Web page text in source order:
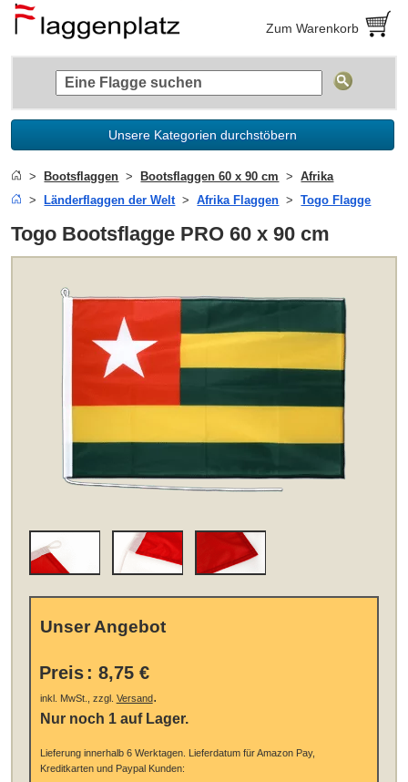
Zum Warenkorb
Unsere Kategorien durchstöbern
Bootsflaggen Bootsflaggen 60 x 90 cm
Afrika
Länderflaggen der Welt
Afrika Flaggen Togo Flagge
Togo Bootsflagge PRO 60 x 90 cm
Unser Angebot
Preis : 8,75 €
inkl. MwSt., zzgl. Versand.
Nur noch 1 auf Lager.
Lieferung innerhalb 6 Werktagen. Lieferdatum für Amazon Pay,
Kreditkarten und Paypal Kunden: